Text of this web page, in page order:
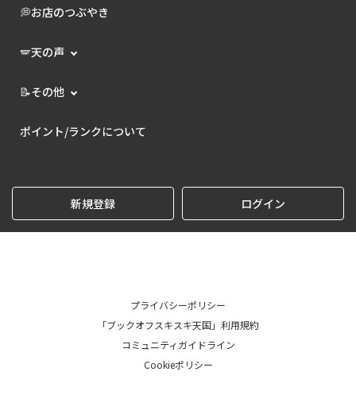
💭お店のつぶやき
🪽天の声
📝その他
ポイント/ランクについて
新規登録 ログイン
プライバシーポリシー
「ブックオフスキスキ天国」利用規約
コミュニティガイドライン
Cookieポリシー